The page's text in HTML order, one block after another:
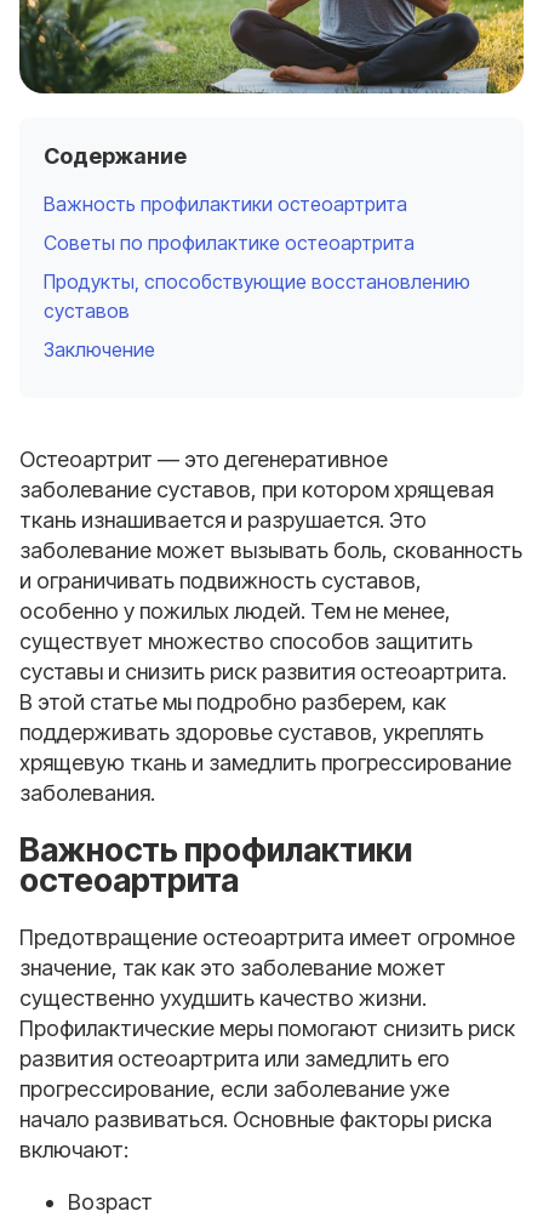
Содержание
Важность профилактики остеоартрита
Советы по профилактике остеоартрита
Продукты, способствующие восстановлению
суставов
Заключение
Остеоартрит — это дегенеративное
заболевание суставов, при котором хрящевая
ткань изнашивается и разрушается. Это
заболевание может вызывать боль, скованность
и ограничивать подвижность суставов,
особенно у пожилых людей. Тем не менее,
существует множество способов защитить
суставы и снизить риск развития остеоартрита.
В этой статье мы подробно разберем, как
поддерживать здоровье суставов, укреплять
хрящевую ткань и замедлить прогрессирование
заболевания.
Важность профилактики
остеоартрита
Предотвращение остеоартрита имеет огромное
значение, так как это заболевание может
существенно ухудшить качество жизни.
Профилактические меры помогают снизить риск
развития остеоартрита или замедлить его
прогрессирование, если заболевание уже
начало развиваться. Основные факторы риска
включают:
Возраст